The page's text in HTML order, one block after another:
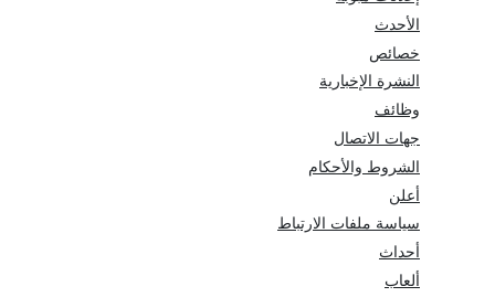
الأحدث
خصائص
النشرة الإخبارية
وظائف
جهات الاتصال
الشروط والأحكام
أعلن
سياسة ملفات الارتباط
أحداث
ألعاب